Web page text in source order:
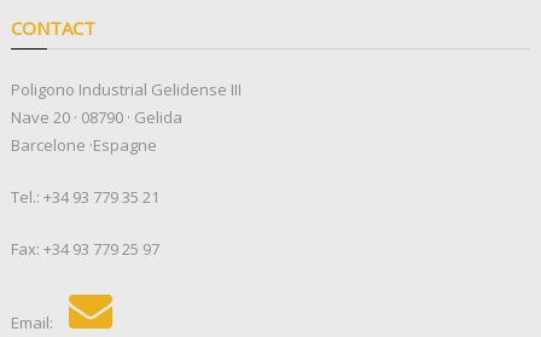
CONTACT
Poligono Industrial Gelidense III
Nave 20 · 08790 · Gelida
Barcelone ·Espagne
Tel.: +34 93 779 35 21
Fax: +34 93 779 25 97
Email: